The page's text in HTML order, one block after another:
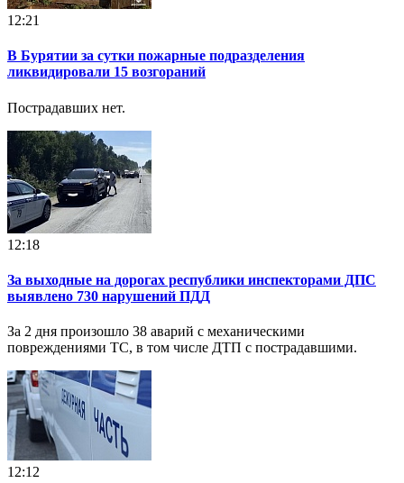
12:21
В Бурятии за сутки пожарные подразделения
ликвидировали 15 возгораний
Пострадавших нет.
12:18
За выходные на дорогах республики инспекторами ДПС
выявлено 730 нарушений ПДД
За 2 дня произошло 38 аварий с механическими
повреждениями ТС, в том числе ДТП с пострадавшими.
12:12